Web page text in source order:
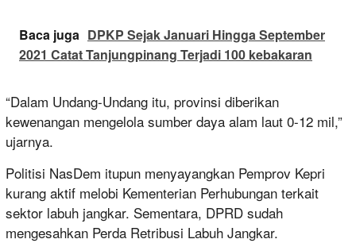
Baca juga DPKP Sejak Januari Hingga September
2021 Catat Tanjungpinang Terjadi 100 kebakaran
“Dalam Undang-Undang itu, provinsi diberikan
kewenangan mengelola sumber daya alam laut 0-12 mil,”
ujarnya.
Politisi NasDem itupun menyayangkan Pemprov Kepri
kurang aktif melobi Kementerian Perhubungan terkait
sektor labuh jangkar. Sementara, DPRD sudah
mengesahkan Perda Retribusi Labuh Jangkar.